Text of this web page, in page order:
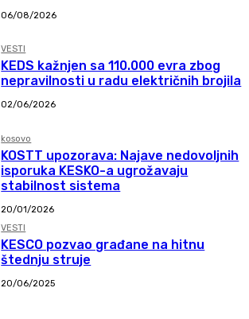
06/08/2026
VESTI
KEDS kažnjen sa 110.000 evra zbog
nepravilnosti u radu električnih brojila
02/06/2026
kosovo
KOSTT upozorava: Najave nedovoljnih
isporuka KESKO-a ugrožavaju
stabilnost sistema
20/01/2026
VESTI
KESCO pozvao građane na hitnu
štednju struje
20/06/2025